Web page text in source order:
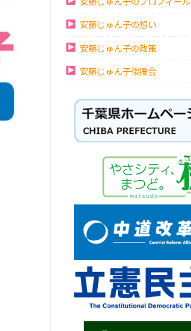
安藤じゅん子の想い
安藤じゅん子の政策
安藤じゅん子後援会